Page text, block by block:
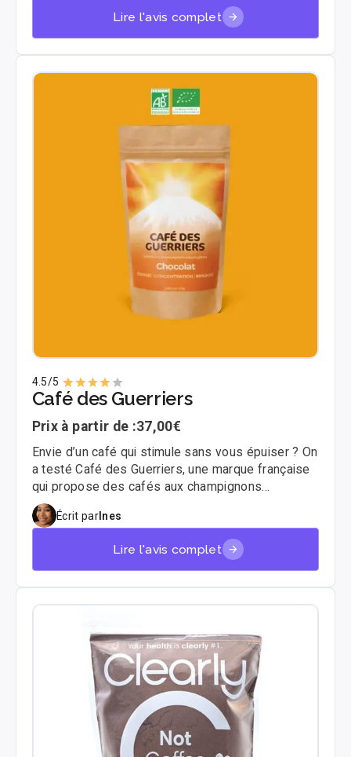
convenir. Spoiler : on a été agréablement surpris.
Lire l'avis complet
4.5/5
Café des Guerriers
Prix à partir de :37,00€
Envie d’un café qui stimule sans vous épuiser ? On
a testé Café des Guerriers, une marque française
qui propose des cafés aux champignons
adaptogènes aux saveurs originales : Café,
Noisette, et Chocolat. Voici notre avis complet 🧠
Écrit parInes
Lire l'avis complet